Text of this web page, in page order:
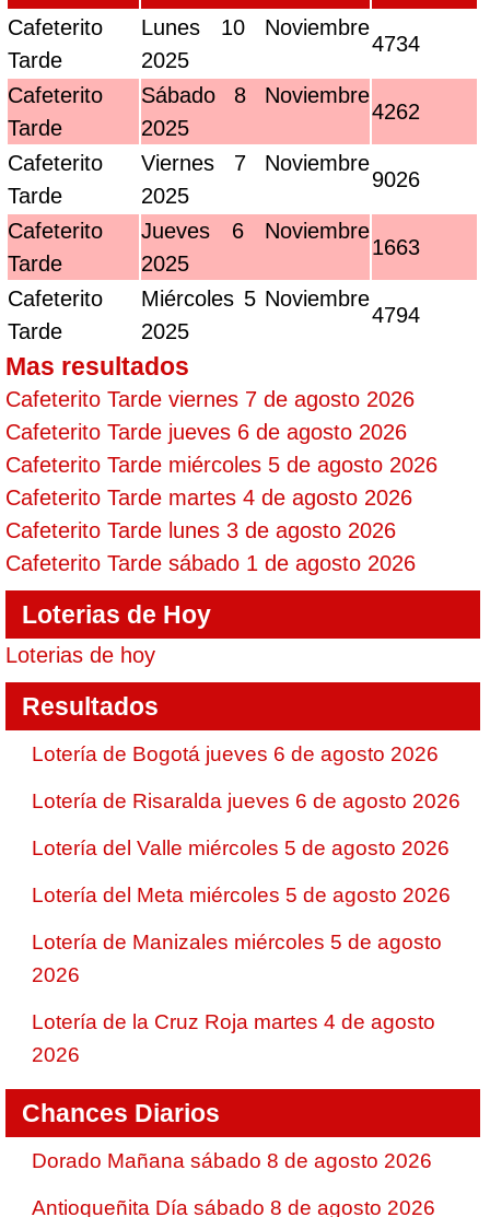
Cafeterito
Tarde
Lunes 10 Noviembre
2025
4734
Cafeterito
Tarde
Sábado 8 Noviembre
2025
4262
Cafeterito
Tarde
Viernes 7 Noviembre
2025
9026
Cafeterito
Tarde
Jueves 6 Noviembre
2025
1663
Cafeterito
Tarde
Miércoles 5 Noviembre
2025
4794
Mas resultados
Cafeterito Tarde viernes 7 de agosto 2026
Cafeterito Tarde jueves 6 de agosto 2026
Cafeterito Tarde miércoles 5 de agosto 2026
Cafeterito Tarde martes 4 de agosto 2026
Cafeterito Tarde lunes 3 de agosto 2026
Cafeterito Tarde sábado 1 de agosto 2026
Loterias de Hoy
Loterias de hoy
Resultados
Lotería de Bogotá jueves 6 de agosto 2026
Lotería de Risaralda jueves 6 de agosto 2026
Lotería del Valle miércoles 5 de agosto 2026
Lotería del Meta miércoles 5 de agosto 2026
Lotería de Manizales miércoles 5 de agosto
2026
Lotería de la Cruz Roja martes 4 de agosto
2026
Chances Diarios
Dorado Mañana sábado 8 de agosto 2026
Antioqueñita Día sábado 8 de agosto 2026